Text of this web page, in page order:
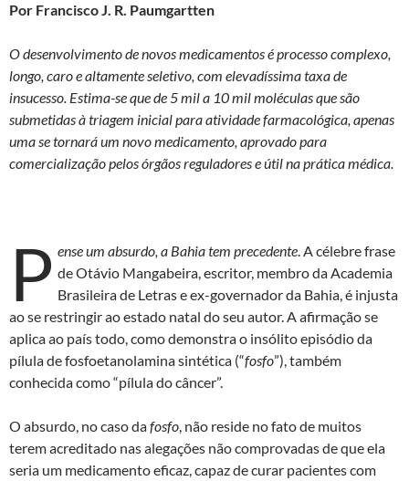
to
d
o
n
e
b
o
o
k
at
s
A
p
p
nt
Por Francisco J. R. Paumgartten
O desenvolvimento de novos medicamentos é processo complexo,
longo, caro e altamente seletivo, com elevadíssima taxa de
insucesso. Estima-se que de 5 mil a 10 mil moléculas que são
submetidas à triagem inicial para atividade farmacológica, apenas
uma se tornará um novo medicamento, aprovado para
comercialização pelos órgãos reguladores e útil na prática médica.
P ense um absurdo, a Bahia tem precedente. A célebre frase
de Otávio Mangabeira, escritor, membro da Academia
Brasileira de Letras e ex-governador da Bahia, é injusta
ao se restringir ao estado natal do seu autor. A afirmação se
aplica ao país todo, como demonstra o insólito episódio da
pílula de fosfoetanolamina sintética (“fosfo”), também
conhecida como “pílula do câncer”.
O absurdo, no caso dafosfo, não reside no fato de muitos
terem acreditado nas alegações não comprovadas de que ela
seria um medicamento eficaz, capaz de curar pacientes com